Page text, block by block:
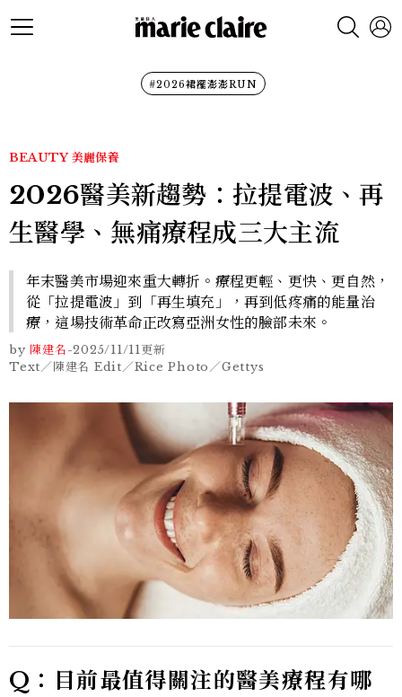
#2026裙襬澎澎RUN
BEAUTY 美麗保養
2026醫美新趨勢：拉提電波、再
生醫學、無痛療程成三大主流
年末醫美市場迎來重大轉折。療程更輕、更快、更自然，
從「拉提電波」到「再生填充」，再到低疼痛的能量治
療，這場技術革命正改寫亞洲女性的臉部未來。
by 陳建名-2025/11/11更新
Text／陳建名 Edit／Rice Photo／Gettys
Q：目前最值得關注的醫美療程有哪